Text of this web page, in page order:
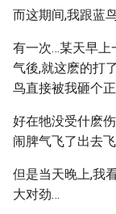
而这期间,我跟蓝
有一次…某天早上
气後,就这麽的打
鸟直接被我砸个
好在牠没受什麽
闹脾气飞了出去
但是当天晚上,我
大对劲…